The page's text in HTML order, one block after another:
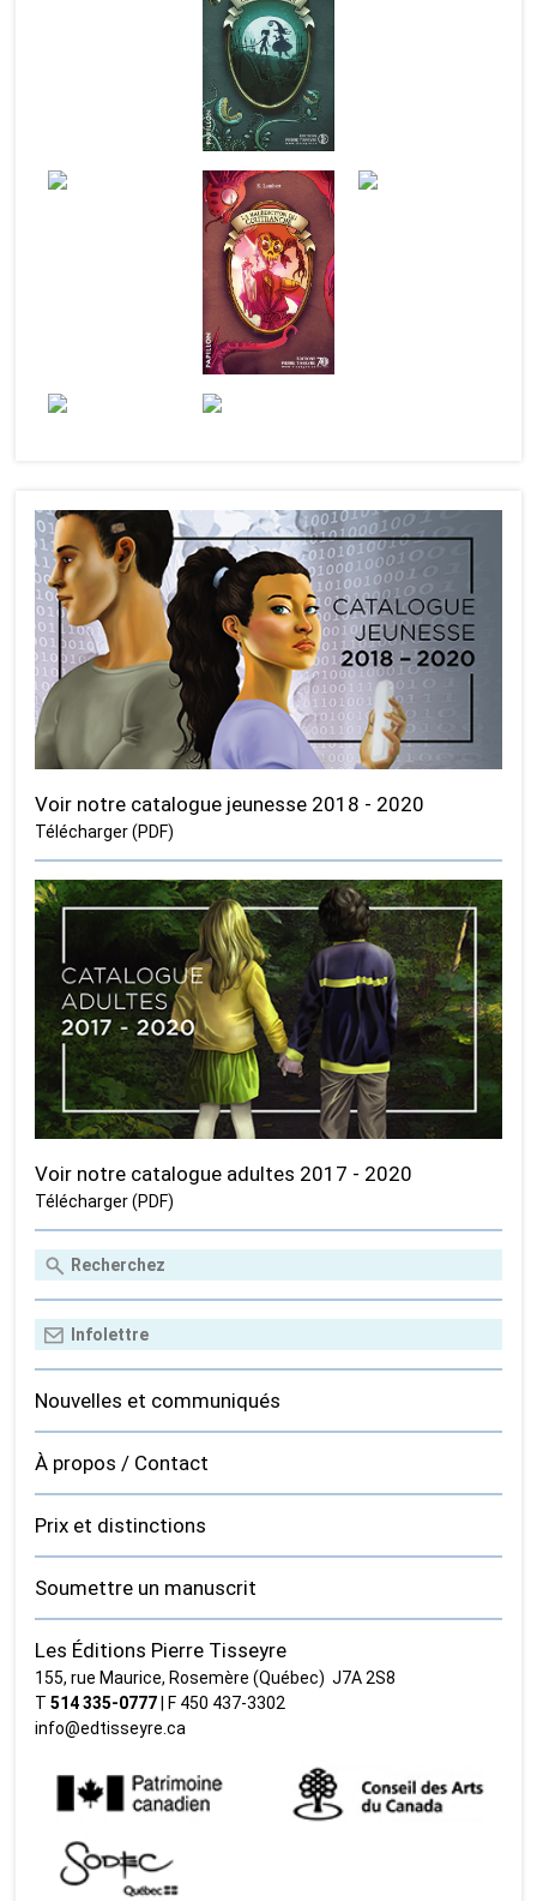
Voir notre catalogue jeunesse 2018 - 2020
Télécharger (PDF)
Voir notre catalogue adultes 2017 - 2020
Télécharger (PDF)
Nouvelles et communiqués
À propos / Contact
Prix et distinctions
Soumettre un manuscrit
Les Éditions Pierre Tisseyre
155, rue Maurice, Rosemère (Québec) J7A 2S8
T514 335‑0777 | F 450 437‑3302
info@edtisseyre.ca